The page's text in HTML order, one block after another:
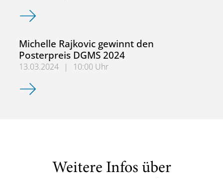
ACTRIS Atmospheric Simulation Chamber Community
Michelle Rajkovic gewinnt den
Posterpreis DGMS 2024
13.03.2024 |
10:00 Uhr
Michelle Rajkovic gewinnt den Posterpreis DGMS 2024
Weitere Infos über